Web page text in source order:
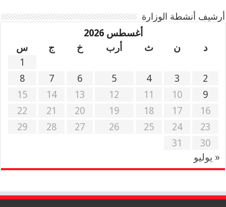
أرشيف أنشطة الوزارة
أغسطس 2026
د
ن ث أرب خ ج
س
1
2
3
4
5
6
7
8
9
10
11
12
13
14
15
16
17
18
19
20
21
22
23
24
25
26
27
28
29
30
31
« يوليو